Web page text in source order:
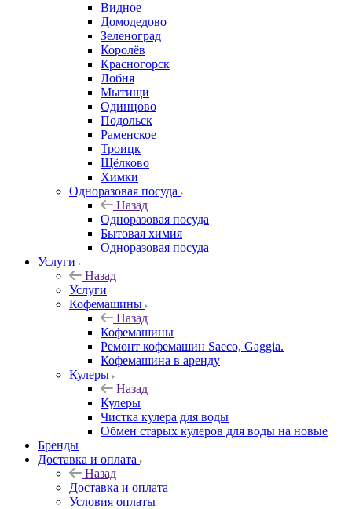
Видное
Домодедово
Зеленоград
Королёв
Красногорск
Лобня
Мытищи
Одинцово
Подольск
Раменское
Троицк
Щёлково
Химки
Одноразовая посуда
Назад
Одноразовая посуда
Бытовая химия
Одноразовая посуда
Услуги
Назад
Услуги
Кофемашины
Назад
Кофемашины
Ремонт кофемашин Saeco, Gaggia.
Кофемашина в аренду
Кулеры
Назад
Кулеры
Чистка кулера для воды
Обмен старых кулеров для воды на новые
Бренды
Доставка и оплата
Назад
Доставка и оплата
Условия оплаты